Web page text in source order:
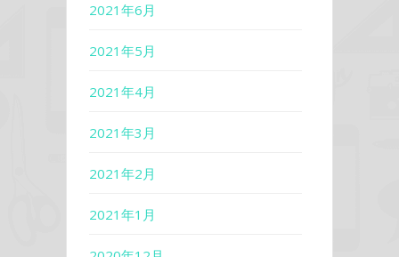
2021年6月
2021年5月
2021年4月
2021年3月
2021年2月
2021年1月